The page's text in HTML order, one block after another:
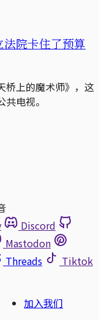
院卡住了预算
桥上的魔术师》，这
电视。
Discord
Mastodon
Threads
Tiktok
加入我们